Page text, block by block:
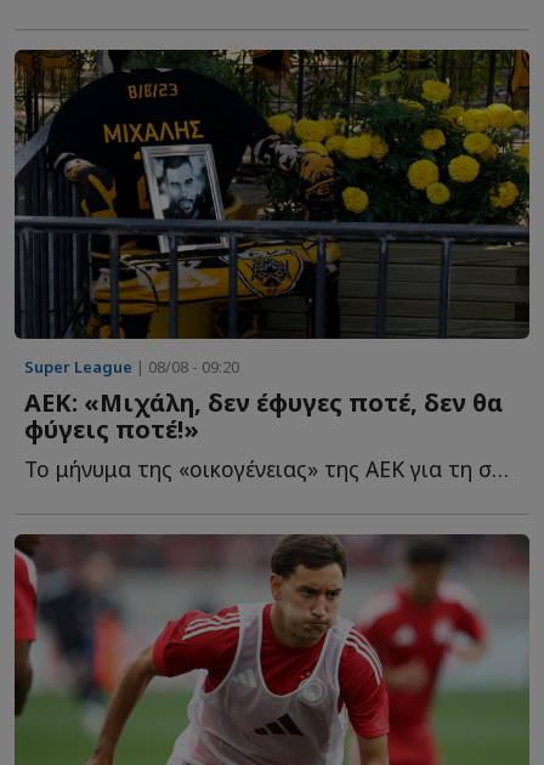
Super League | 08/08 - 09:20
ΑΕΚ: «Μιχάλη, δεν έφυγες ποτέ, δεν θα
φύγεις ποτέ!»
Το μήνυμα της «οικογένειας» της ΑΕΚ για τη συμπλήρωση τ...